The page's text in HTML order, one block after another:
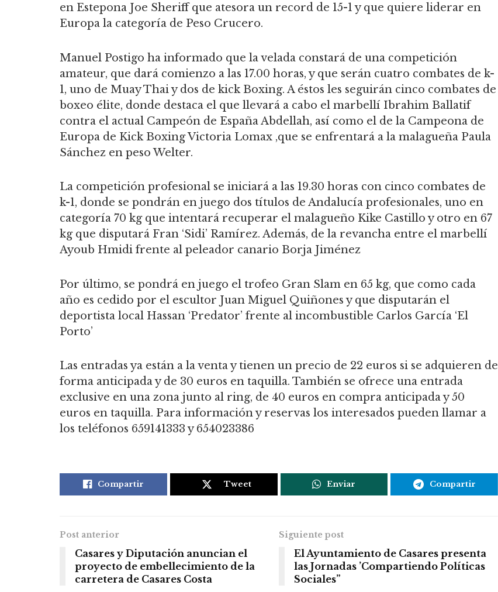
en Estepona Joe Sheriff que atesora un record de 15-1 y que quiere liderar en
Europa la categoría de Peso Crucero.
Manuel Postigo ha informado que la velada constará de una competición
amateur, que dará comienzo a las 17.00 horas, y que serán cuatro combates de k-
1, uno de Muay Thai y dos de kick Boxing. A éstos les seguirán cinco combates de
boxeo élite, donde destaca el que llevará a cabo el marbellí Ibrahim Ballatif
contra el actual Campeón de España Abdellah, así como el de la Campeona de
Europa de Kick Boxing Victoria Lomax ,que se enfrentará a la malagueña Paula
Sánchez en peso Welter.
La competición profesional se iniciará a las 19.30 horas con cinco combates de
k-1, donde se pondrán en juego dos títulos de Andalucía profesionales, uno en
categoría 70 kg que intentará recuperar el malagueño Kike Castillo y otro en 67
kg que disputará Fran ‘Sidi’ Ramírez. Además, de la revancha entre el marbellí
Ayoub Hmidi frente al peleador canario Borja Jiménez
Por último, se pondrá en juego el trofeo Gran Slam en 65 kg, que como cada
año es cedido por el escultor Juan Miguel Quiñones y que disputarán el
deportista local Hassan ‘Predator’ frente al incombustible Carlos García ‘El
Porto’
Las entradas ya están a la venta y tienen un precio de 22 euros si se adquieren de
forma anticipada y de 30 euros en taquilla. También se ofrece una entrada
exclusive en una zona junto al ring, de 40 euros en compra anticipada y 50
euros en taquilla. Para información y reservas los interesados pueden llamar a
los teléfonos 659141333 y 654023386
Compartir Tweet Enviar Compartir
Post anterior
Casares y Diputación anuncian el
proyecto de embellecimiento de la
carretera de Casares Costa
Siguiente post
El Ayuntamiento de Casares presenta
las Jornadas ’Compartiendo Políticas
Sociales”